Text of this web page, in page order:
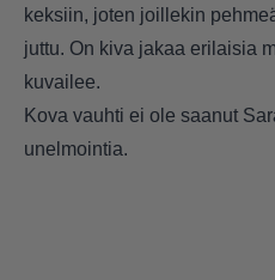
keksiin, joten joillekin
juttu. On kiva jakaa erilaisia
kuvailee.
Kova vauhti ei ole saanut
unelmointia.